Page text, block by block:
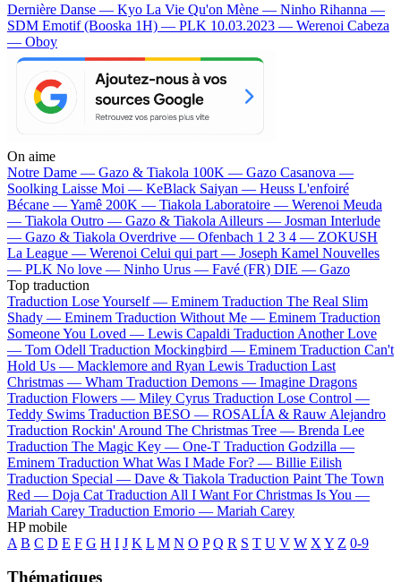
Dernière Danse — Kyo La Vie Qu'on Mène — Ninho Rihanna —
SDM Emotif (Booska 1H) — PLK 10.03.2023 — Werenoi Cabeza
— Oboy
On aime
Notre Dame — Gazo & Tiakola 100K — Gazo Casanova —
Soolking Laisse Moi — KeBlack Saiyan — Heuss L'enfoiré
Bécane —Yamê 200K — Tiakola Laboratoire — Werenoi Meuda
— Tiakola Outro — Gazo & Tiakola Ailleurs — Josman Interlude
— Gazo & Tiakola Overdrive — Ofenbach 1 2 3 4 — ZOKUSH
La League — Werenoi Celui qui part — Joseph Kamel Nouvelles
— PLK No love — Ninho Urus — Favé (FR) DIE — Gazo
Top traduction
Traduction Lose Yourself — Eminem Traduction The Real Slim
Shady — Eminem Traduction Without Me — Eminem Traduction
Someone You Loved — Lewis Capaldi Traduction Another Love
— Tom Odell Traduction Mockingbird — Eminem Traduction Can't
Hold Us — Macklemore and Ryan Lewis Traduction Last
Christmas — Wham Traduction Demons — Imagine Dragons
Traduction Flowers — Miley Cyrus Traduction Lose Control —
Teddy Swims Traduction BESO — ROSALÍA & Rauw Alejandro
Traduction Rockin' Around The Christmas Tree — Brenda Lee
Traduction The Magic Key — One-T Traduction Godzilla —
Eminem Traduction What Was I Made For? — Billie Eilish
Traduction Special — Dave & Tiakola Traduction Paint The Town
Red — Doja Cat Traduction All I Want For Christmas Is You —
Mariah Carey Traduction Emorio — Mariah Carey
HP mobile
A B C D E F G H I J K L M N O P Q R S T U V W X Y Z 0-9
Thématiques